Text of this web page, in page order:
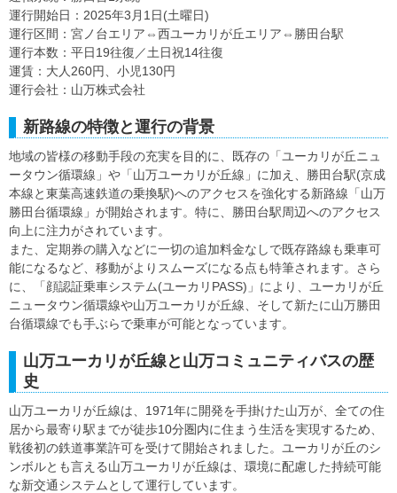
運行開始日：2025年3月1日(土曜日)
運行区間：宮ノ台エリア⇔西ユーカリが丘エリア⇔勝田台駅
運行本数：平日19往復／土日祝14往復
運賃：大人260円、小児130円
運行会社：山万株式会社
新路線の特徴と運行の背景
地域の皆様の移動手段の充実を目的に、既存の「ユーカリが丘ニュ
ータウン循環線」や「山万ユーカリが丘線」に加え、勝田台駅(京成
本線と東葉高速鉄道の乗換駅)へのアクセスを強化する新路線「山万
勝田台循環線」が開始されます。特に、勝田台駅周辺へのアクセス
向上に注力がされています。
また、定期券の購入などに一切の追加料金なしで既存路線も乗車可
能になるなど、移動がよりスムーズになる点も特筆されます。さら
に、「顔認証乗車システム(ユーカリPASS)」により、ユーカリが丘
ニュータウン循環線や山万ユーカリが丘線、そして新たに山万勝田
台循環線でも手ぶらで乗車が可能となっています。
山万ユーカリが丘線と山万コミュニティバスの歴
史
山万ユーカリが丘線は、1971年に開発を手掛けた山万が、全ての住
居から最寄り駅までが徒歩10分圏内に住まう生活を実現するため、
戦後初の鉄道事業許可を受けて開始されました。ユーカリが丘のシ
ンボルとも言える山万ユーカリが丘線は、環境に配慮した持続可能
な新交通システムとして運行しています。